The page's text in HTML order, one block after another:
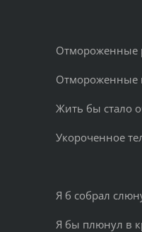
Отмороженные
Отмороженные
Жить бы стало
Укороченное
Я б собрал слюну
Я бы плюнул в